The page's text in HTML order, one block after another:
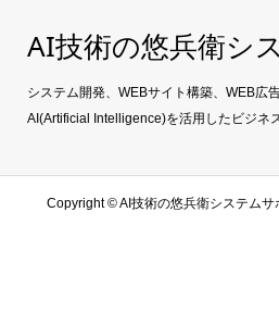
AI技術の悠兵衛シ
システム開発、WEBサイト構築、WEB広
AI(Artificial Intelligence)を活用したビジネ
Copyright ©AI技術の悠兵衛システム